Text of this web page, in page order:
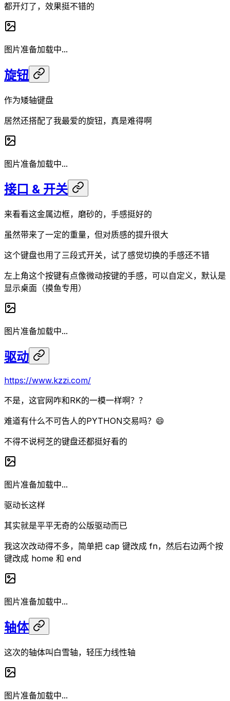
都开灯了，效果挺不错的
图片准备加载中...
旋钮
作为矮轴键盘
居然还搭配了我最爱的旋钮，真是难得啊
图片准备加载中...
接口 & 开关
来看看这金属边框，磨砂的，手感挺好的
虽然带来了一定的重量，但对质感的提升很大
这个键盘也用了三段式开关，试了感觉切换的手感还不错
左上角这个按键有点像微动按键的手感，可以自定义，默认是
显示桌面（摸鱼专用）
图片准备加载中...
驱动
https://www.kzzi.com/
不是，这官网咋和RK的一模一样啊？？
难道有什么不可告人的PYTHON交易吗？😄
不得不说柯芝的键盘还都挺好看的
图片准备加载中...
驱动长这样
其实就是平平无奇的公版驱动而已
我这次改动得不多，简单把 cap 键改成 fn，然后右边两个按
键改成 home 和 end
图片准备加载中...
轴体
这次的轴体叫白雪轴，轻压力线性轴
图片准备加载中...